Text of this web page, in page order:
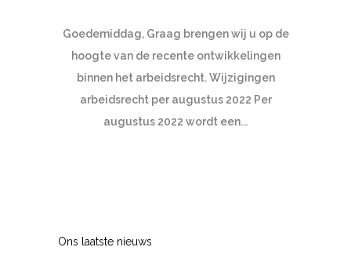
Goedemiddag, Graag brengen wij u op de
hoogte van de recente ontwikkelingen
binnen het arbeidsrecht. Wijzigingen
arbeidsrecht per augustus 2022 Per
augustus 2022 wordt een...
Ons laatste nieuws